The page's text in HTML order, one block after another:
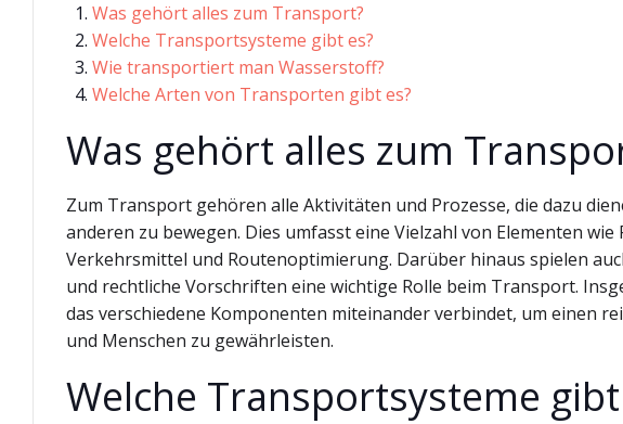
Was gehört alles zum Transport?
Welche Transportsysteme gibt es?
Wie transportiert man Wasserstoff?
Welche Arten von Transporten gibt es?
Was gehört alles zum
Zum Transport gehören alle Aktivitäten und Prozesse, die dazu
anderen zu bewegen. Dies umfasst eine Vielzahl von Elementen
Verkehrsmittel und Routenoptimierung. Darüber hinaus spielen
und rechtliche Vorschriften eine wichtige Rolle beim Transport.
das verschiedene Komponenten miteinander verbindet, um einen
und Menschen zu gewährleisten.
Welche Transportsysteme gibt